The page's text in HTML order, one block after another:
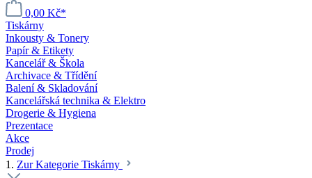
0,00 Kč*
Tiskárny
Inkousty & Tonery
Papír & Etikety
Kancelář & Škola
Archivace & Třídění
Balení & Skladování
Kancelářská technika & Elektro
Drogerie & Hygiena
Prezentace
Akce
Prodej
1. Zur Kategorie Tiskárny